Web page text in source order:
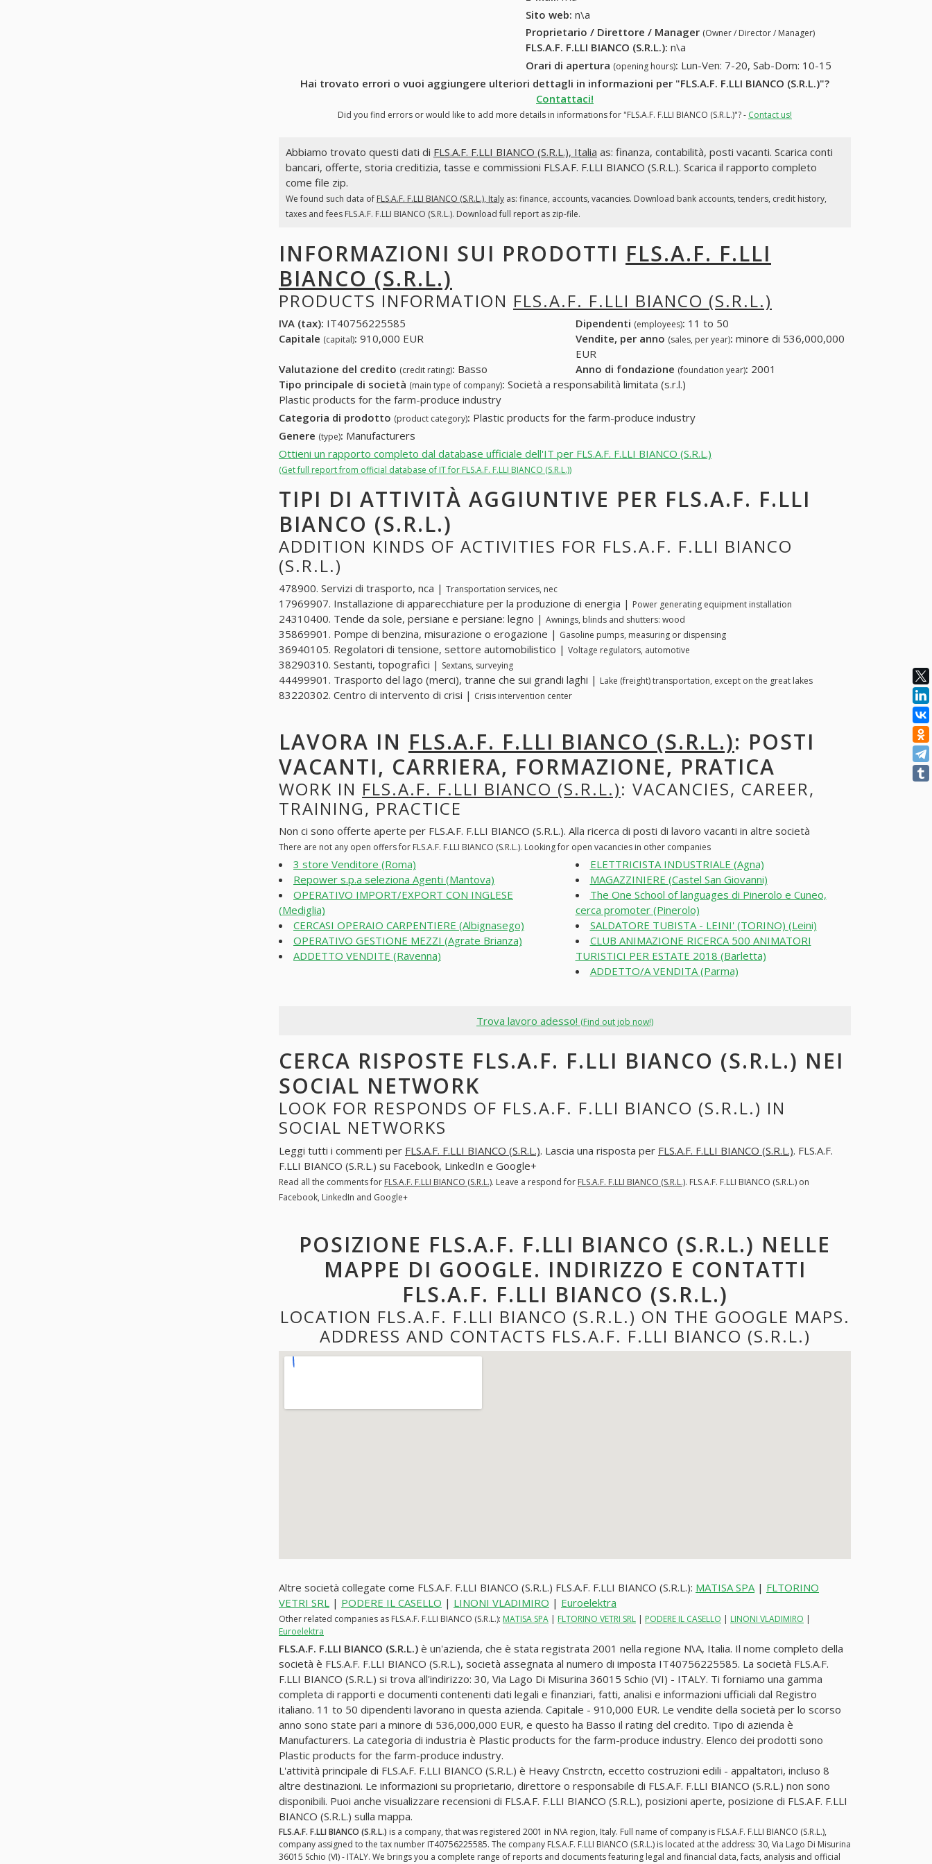
Sito web: n\a
Proprietario / Direttore / Manager (Owner / Director / Manager)
FLS.A.F. F.LLI BIANCO (S.R.L.): n\a
Orari di apertura (opening hours): Lun-Ven: 7-20, Sab-Dom: 10-15
Hai trovato errori o vuoi aggiungere ulteriori dettagli in informazioni per "FLS.A.F. F.LLI BIANCO (S.R.L.)"?
Contattaci!
Did you find errors or would like to add more details in informations for "FLS.A.F. F.LLI BIANCO (S.R.L.)"? - Contact us!
Abbiamo trovato questi dati di FLS.A.F. F.LLI BIANCO (S.R.L.), Italia as: finanza, contabilità, posti vacanti. Scarica conti
bancari, offerte, storia creditizia, tasse e commissioni FLS.A.F. F.LLI BIANCO (S.R.L.). Scarica il rapporto completo
come file zip.
We found such data of FLS.A.F. F.LLI BIANCO (S.R.L.), Italyas: finance, accounts, vacancies. Download bank accounts, tenders, credit history,
taxes and fees FLS.A.F. F.LLI BIANCO (S.R.L.). Download full report as zip-file.
INFORMAZIONI SUI PRODOTTI FLS.A.F. F.LLI
BIANCO (S.R.L.)
PRODUCTS INFORMATION FLS.A.F. F.LLI BIANCO (S.R.L.)
IVA (tax): IT40756225585 Dipendenti (employees): 11 to 50
Capitale (capital): 910,000 EUR Vendite, per anno (sales, per year): minore di 536,000,000
EUR
Valutazione del credito (credit rating): Basso Anno di fondazione (foundation year): 2001
Tipo principale di società (main type of company): Società a responsabilità limitata (s.r.l.)
Plastic products for the farm-produce industry
Categoria di prodotto (product category): Plastic products for the farm-produce industry
Genere (type): Manufacturers
Ottieni un rapporto completo dal database ufficiale dell'IT per FLS.A.F. F.LLI BIANCO (S.R.L.)
(Get full report from official database of IT for FLS.A.F. F.LLI BIANCO (S.R.L.))
TIPI DI ATTIVITÀ AGGIUNTIVE PER FLS.A.F. F.LLI
BIANCO (S.R.L.)
ADDITION KINDS OF ACTIVITIES FOR FLS.A.F. F.LLI BIANCO
(S.R.L.)
478900. Servizi di trasporto, nca | Transportation services, nec
17969907. Installazione di apparecchiature per la produzione di energia | Power generating equipment installation
24310400. Tende da sole, persiane e persiane: legno | Awnings, blinds and shutters: wood
35869901. Pompe di benzina, misurazione o erogazione | Gasoline pumps, measuring or dispensing
36940105. Regolatori di tensione, settore automobilistico | Voltage regulators, automotive
38290310. Sestanti, topografici | Sextans, surveying
44499901. Trasporto del lago (merci), tranne che sui grandi laghi | Lake (freight) transportation, except on the great lakes
83220302. Centro di intervento di crisi | Crisis intervention center
LAVORA IN FLS.A.F. F.LLI BIANCO (S.R.L.): POSTI
VACANTI, CARRIERA, FORMAZIONE, PRATICA
WORK IN FLS.A.F. F.LLI BIANCO (S.R.L.): VACANCIES, CAREER,
TRAINING, PRACTICE
Non ci sono offerte aperte per FLS.A.F. F.LLI BIANCO (S.R.L.). Alla ricerca di posti di lavoro vacanti in altre società
There are not any open offers for FLS.A.F. F.LLI BIANCO (S.R.L.). Looking for open vacancies in other companies
3 store Venditore (Roma)
Repower s.p.a seleziona Agenti (Mantova)
OPERATIVO IMPORT/EXPORT CON INGLESE
(Mediglia)
CERCASI OPERAIO CARPENTIERE (Albignasego)
OPERATIVO GESTIONE MEZZI (Agrate Brianza)
ADDETTO VENDITE (Ravenna)
ELETTRICISTA INDUSTRIALE (Agna)
MAGAZZINIERE (Castel San Giovanni)
The One School of languages di Pinerolo e Cuneo,
cerca promoter (Pinerolo)
SALDATORE TUBISTA - LEINI' (TORINO) (Leini)
CLUB ANIMAZIONE RICERCA 500 ANIMATORI
TURISTICI PER ESTATE 2018 (Barletta)
ADDETTO/A VENDITA (Parma)
Trova lavoro adesso! (Find out job now!)
CERCA RISPOSTE FLS.A.F. F.LLI BIANCO (S.R.L.) NEI
SOCIAL NETWORK
LOOK FOR RESPONDS OF FLS.A.F. F.LLI BIANCO (S.R.L.) IN
SOCIAL NETWORKS
Leggi tutti i commenti per FLS.A.F. F.LLI BIANCO (S.R.L.). Lascia una risposta per FLS.A.F. F.LLI BIANCO (S.R.L.). FLS.A.F.
F.LLI BIANCO (S.R.L.) su Facebook, LinkedIn e Google+
Read all the comments for FLS.A.F. F.LLI BIANCO (S.R.L.). Leave a respond for FLS.A.F. F.LLI BIANCO (S.R.L.). FLS.A.F. F.LLI BIANCO (S.R.L.) on
Facebook, LinkedIn and Google+
POSIZIONE FLS.A.F. F.LLI BIANCO (S.R.L.) NELLE
MAPPE DI GOOGLE. INDIRIZZO E CONTATTI
FLS.A.F. F.LLI BIANCO (S.R.L.)
LOCATION FLS.A.F. F.LLI BIANCO (S.R.L.) ON THE GOOGLE MAPS.
ADDRESS AND CONTACTS FLS.A.F. F.LLI BIANCO (S.R.L.)
Altre società collegate come FLS.A.F. F.LLI BIANCO (S.R.L.) FLS.A.F. F.LLI BIANCO (S.R.L.): MATISA SPA| FLTORINO
VETRI SRL | PODERE IL CASELLO | LINONI VLADIMIRO | Euroelektra
Other related companies as FLS.A.F. F.LLI BIANCO (S.R.L.): MATISA SPA | FLTORINO VETRI SRL | PODERE IL CASELLO | LINONI VLADIMIRO |
Euroelektra
FLS.A.F. F.LLI BIANCO (S.R.L.) è un'azienda, che è stata registrata 2001 nella regione N\A, Italia. Il nome completo della
società è FLS.A.F. F.LLI BIANCO (S.R.L.), società assegnata al numero di imposta IT40756225585. La società FLS.A.F.
F.LLI BIANCO (S.R.L.) si trova all'indirizzo: 30, Via Lago Di Misurina 36015 Schio (VI) - ITALY. Ti forniamo una gamma
completa di rapporti e documenti contenenti dati legali e finanziari, fatti, analisi e informazioni ufficiali dal Registro
italiano. 11 to 50 dipendenti lavorano in questa azienda. Capitale - 910,000 EUR. Le vendite della società per lo scorso
anno sono state pari a minore di 536,000,000 EUR, e questo ha Basso il rating del credito. Tipo di azienda è
Manufacturers. La categoria di industria è Plastic products for the farm-produce industry. Elenco dei prodotti sono
Plastic products for the farm-produce industry.
L'attività principale di FLS.A.F. F.LLI BIANCO (S.R.L.) è Heavy Cnstrctn, eccetto costruzioni edili - appaltatori, incluso 8
altre destinazioni. Le informazioni su proprietario, direttore o responsabile di FLS.A.F. F.LLI BIANCO (S.R.L.) non sono
disponibili. Puoi anche visualizzare recensioni di FLS.A.F. F.LLI BIANCO (S.R.L.), posizioni aperte, posizione di FLS.A.F. F.LLI
BIANCO (S.R.L.) sulla mappa.
FLS.A.F. F.LLI BIANCO (S.R.L.) is a company, that was registered 2001 in N\A region, Italy. Full name of company is FLS.A.F. F.LLI BIANCO (S.R.L.),
company assigned to the tax number IT40756225585. The company FLS.A.F. F.LLI BIANCO (S.R.L.) is located at the address: 30, Via Lago Di Misurina
36015 Schio (VI) - ITALY. We brings you a complete range of reports and documents featuring legal and financial data, facts, analysis and official